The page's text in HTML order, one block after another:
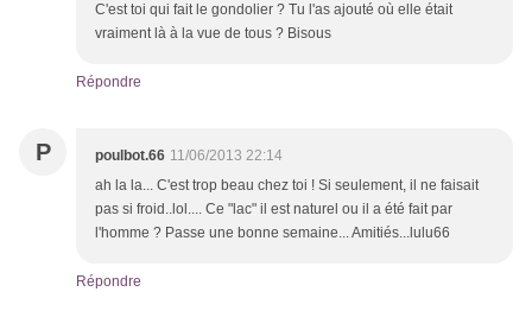
C'est toi qui fait le gondolier ? Tu l'as ajouté où elle était
vraiment là à la vue de tous ? Bisous
Répondre
P poulbot.66 11/06/2013 22:14
ah la la... C'est trop beau chez toi ! Si seulement, il ne faisait
pas si froid..lol.... Ce "lac" il est naturel ou il a été fait par
l'homme ? Passe une bonne semaine... Amitiés...lulu66
Répondre